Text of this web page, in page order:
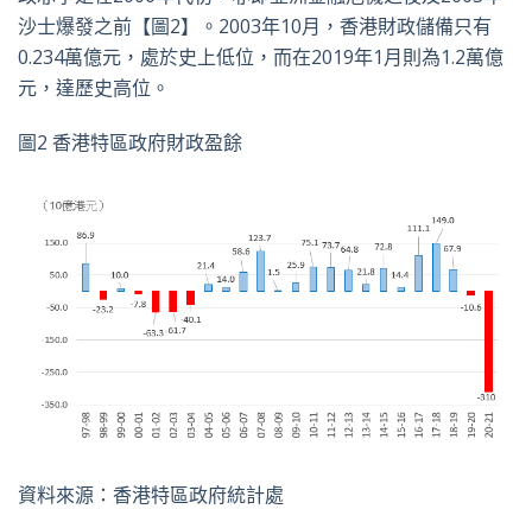
沙士爆發之前【圖2】。2003年10月，香港財政儲備只有
0.234萬億元，處於史上低位，而在2019年1月則為1.2萬億
元，達歷史高位。
圖2 香港特區政府財政盈餘
資料來源：香港特區政府統計處